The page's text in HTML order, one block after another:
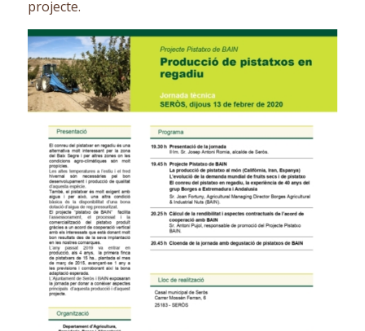
projecte.